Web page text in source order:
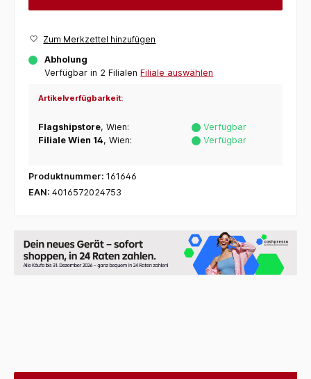
Zum Merkzettel hinzufügen
Abholung
Verfügbar in 2 Filialen Filiale auswählen
Artikelverfügbarkeit:
Flagshipstore, Wien:
Verfügbar
Filiale Wien 14, Wien: Verfügbar
Produktnummer: 161646
EAN: 4016572024753